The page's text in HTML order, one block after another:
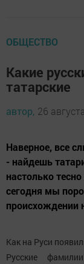
ОБЩЕСТВО
Какие
татарские
автор, 26
Наверное, все
- найдешь
настолько
сегодня мы
происхождении
Как на Руси
Русские